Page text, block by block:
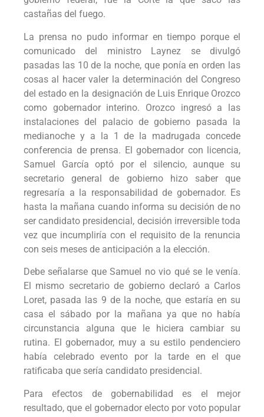
castañas del fuego.
La prensa no pudo informar en tiempo porque el
comunicado del ministro Laynez se divulgó
pasadas las 10 de la noche, que ponía en orden las
cosas al hacer valer la determinación del Congreso
del estado en la designación de Luis Enrique Orozco
como gobernador interino. Orozco ingresó a las
instalaciones del palacio de gobierno pasada la
medianoche y a la 1 de la madrugada concede
conferencia de prensa. El gobernador con licencia,
Samuel García optó por el silencio, aunque su
secretario general de gobierno hizo saber que
regresaría a la responsabilidad de gobernador. Es
hasta la mañana cuando informa su decisión de no
ser candidato presidencial, decisión irreversible toda
vez que incumpliría con el requisito de la renuncia
con seis meses de anticipación a la elección.
Debe señalarse que Samuel no vio qué se le venía.
El mismo secretario de gobierno declaró a Carlos
Loret, pasada las 9 de la noche, que estaría en su
casa el sábado por la mañana ya que no había
circunstancia alguna que le hiciera cambiar su
rutina. El gobernador, muy a su estilo pendenciero
había celebrado evento por la tarde en el que
ratificaba que sería candidato presidencial.
Para efectos de gobernabilidad es el mejor
resultado, que el gobernador electo por voto popular